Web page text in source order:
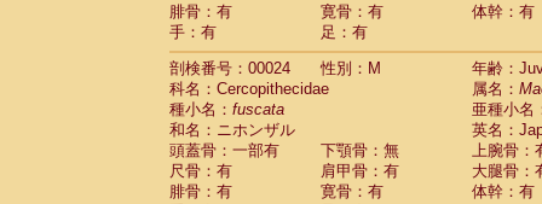
Cebidae Saimiri sciureus
Atelidae Alouatta caraya
AtelidaeAlouatta fusca
AtelidaeAlouatta seniculus
AtelidaeAlouatta
Atelidae
Atelidae Ateles geoffroyi
Atelidae Ateles paniscus
Atelidae Atelesspp.
腓骨：有
寛骨：有
体幹：有
手：有
足：有
剖検番号：00024
性別：M
年齢：
科名：Cercopithecidae
属名：
種小名： fuscata
亜種小名
和名：ニホンザル
英名：
頭蓋骨：一部有
下顎骨：無
上腕骨：
尺骨：有
肩甲骨：有
大腿骨：
腓骨：有
寛骨：有
体幹：有